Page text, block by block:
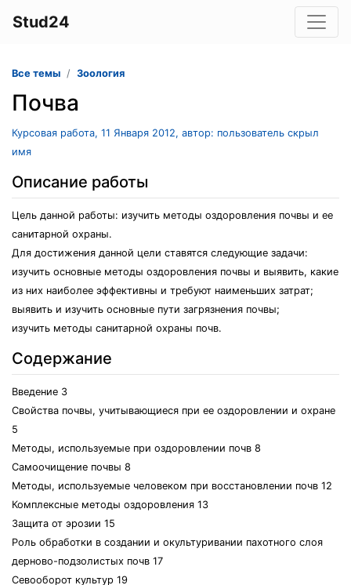
Stud24
Все темы Зоология
Почва
Курсовая работа, 11 Января 2012, автор: пользователь скрыл
имя
Описание работы
Цель данной работы: изучить методы оздоровления почвы и ее
санитарной охраны.
Для достижения данной цели ставятся следующие задачи:
изучить основные методы оздоровления почвы и выявить, какие
из них наиболее эффективны и требуют наименьших затрат;
выявить и изучить основные пути загрязнения почвы;
изучить методы санитарной охраны почв.
Содержание
Введение 3
Свойства почвы, учитывающиеся при ее оздоровлении и охране
5
Методы, используемые при оздоровлении почв 8
Самоочищение почвы 8
Методы, используемые человеком при восстановлении почв 12
Комплексные методы оздоровления 13
Защита от эрозии 15
Роль обработки в создании и окультуривании пахотного слоя
дерново-подзолистых почв 17
Севооборот культур 19